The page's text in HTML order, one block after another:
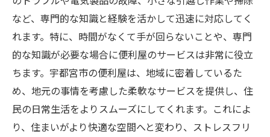
など、専門的な知識と経験を活かして迅速に対応してく
れます。特に、時間がなくて手が回らないことや、専門
的な知識が必要な場合に便利屋のサービスは非常に役立
ちます。宇都宮市の便利屋は、地域に密着しているた
め、地元の事情を考慮した柔軟なサービスを提供し、住
民の日常生活をよりスムーズにしてくれます。これによ
り、住まいがより快適な空間へと変わり、ストレスフリ